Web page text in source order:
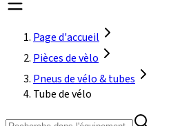
Page d'accueil
Pièces de vèlo
Pneus de vélo & tubes
Tube de vélo